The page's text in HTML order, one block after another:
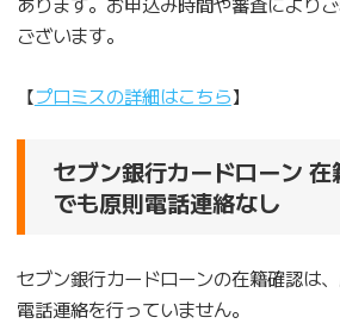
ございます。
【プロミスの詳細はこちら】
セブン銀行カードローン 在
でも原則電話連絡なし
セブン銀行カードローンの在籍確認は
電話連絡を行っていません。